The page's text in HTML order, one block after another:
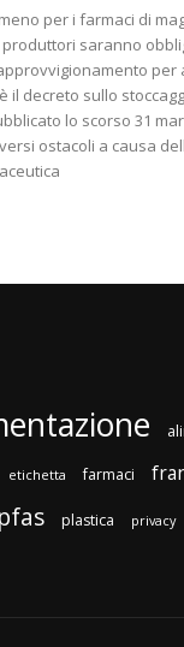
per i farmaci di
saranno
per
il decreto sullo
lo scorso 31
ostacoli a causa
etichetta farmaci
pfas plastica privacy